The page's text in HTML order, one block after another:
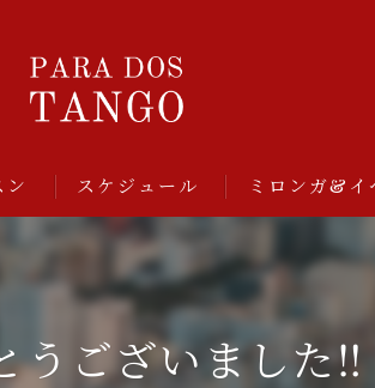
ン スケジュール ミロンガ&イ
うございました‼️